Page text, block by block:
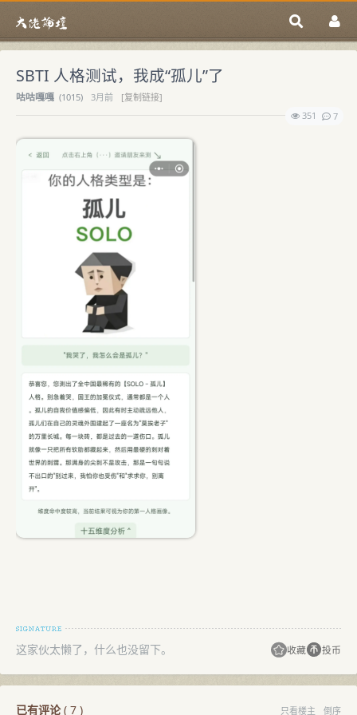
SBTI 人格测试，我成“孤儿”了
咕咕嘎嘎 (1015) 3月前
[复制链接]
351
7
这家伙太懒了，什么也没留下。 收藏 投币
已有评论( 7 ) 只看楼主 倒序